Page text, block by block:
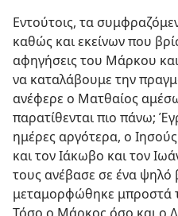
Εντούτοις, τα
καθώς και εκείνων που
αφηγήσεις του Μάρκου
να καταλάβουμε την
ανέφερε ο Ματθαίος
παρατίθενται πιο πάνω;
ημέρες αργότερα, ο
και τον Ιάκωβο και τον
τους ανέβασε σε ένα ψηλό
μεταμορφώθηκε μπροστά